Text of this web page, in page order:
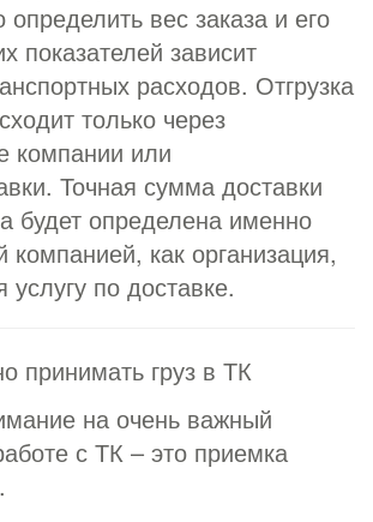
вес заказа и его
показателей зависит
расходов. Отгрузка
только через
компании или
Точная сумма доставки
будет определена именно
компанией, как организация,
по доставке.
принимать груз в ТК
на очень важный
с ТК – это приемка